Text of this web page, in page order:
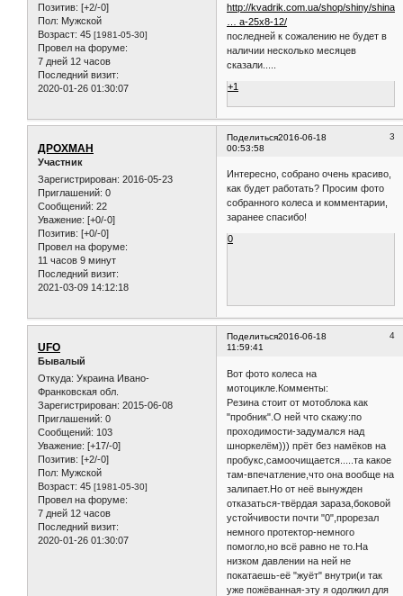
Позитив: [+2/-0]
Пол: Мужской
Возраст: 45 [1981-05-30]
Провел на форуме:
7 дней 12 часов
Последний визит:
2020-01-26 01:30:07
http://kvadrik.com.ua/shop/shiny/shina-
… a-25x8-12/
последней к сожалению не будет в
наличии несколько месяцев
сказали.....
+1
Поделиться 3
2016-06-18
00:53:58
ДРОХМАН
Участник
Зарегистрирован: 2016-05-23
Приглашений: 0
Сообщений: 22
Уважение: [+0/-0]
Позитив: [+0/-0]
Провел на форуме:
11 часов 9 минут
Последний визит:
2021-03-09 14:12:18
Интересно, собрано очень красиво,
как будет работать? Просим фото
собранного колеса и комментарии,
заранее спасибо!
0
Поделиться 4
2016-06-18
11:59:41
UFO
Бывалый
Откуда: Украина Ивано-
Франковская обл.
Зарегистрирован: 2015-06-08
Приглашений: 0
Сообщений: 103
Уважение: [+17/-0]
Позитив: [+2/-0]
Пол: Мужской
Возраст: 45 [1981-05-30]
Провел на форуме:
7 дней 12 часов
Последний визит:
2020-01-26 01:30:07
Вот фото колеса на
мотоцикле.Комменты:
Резина стоит от мотоблока как
"пробник".О ней что скажу:по
проходимости-задумался над
шноркелём))) прёт без намёков на
пробукс,самоочищается.....та какое
там-впечатление,что она вообще на
залипает.Но от неё вынужден
отказаться-твёрдая зараза,боковой
устойчивости почти "0",прорезал
немного протектор-немного
помогло,но всё равно не то.На
низком давлении на ней не
покатаешь-её "жуёт" внутри(и так
уже пожёванная-эту я одолжил для